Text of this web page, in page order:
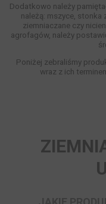
Dodatkowo należy
należą: mszyce, stonka
ziemniaczane czy
agrofagów, należy
Poniżej zebraliśmy
wraz z ich